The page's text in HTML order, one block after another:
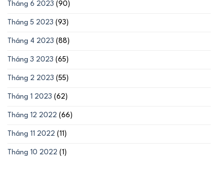
Tháng 6 2023 (90)
Tháng 5 2023 (93)
Tháng 4 2023 (88)
Tháng 3 2023 (65)
Tháng 2 2023 (55)
Tháng 1 2023 (62)
Tháng 12 2022 (66)
Tháng 11 2022 (11)
Tháng 10 2022 (1)